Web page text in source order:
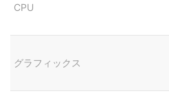
CPU
グラフィックス